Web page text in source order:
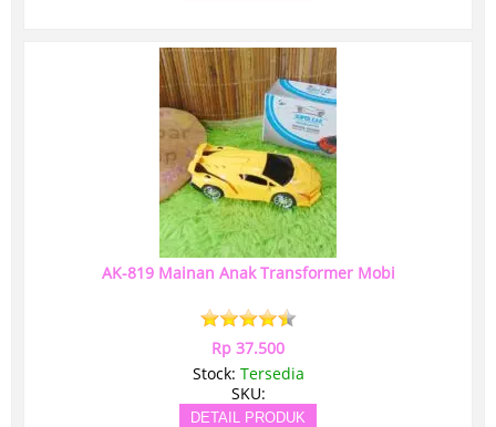
AK-819 Mainan Anak Transformer Mobi
Rp 37.500
Stock: Tersedia
SKU:
DETAIL PRODUK